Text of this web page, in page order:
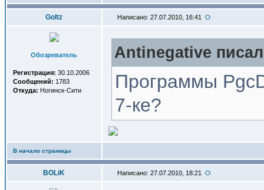
Goltz Написано: 27.07.2010, 16:41
Обозреватель
Регистрация: 30.10.2006
Сообщений: 1783
Откуда: Ногинск-Сити
Antinegative
Программы
7-ке?
В начало страницы
BOLiK Написано: 27.07.2010, 18:21